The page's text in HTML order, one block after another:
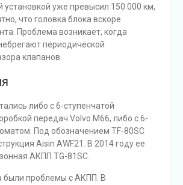
установкой уже превысил 150 000 км,
что головка блока вскоре
Проблема возникает, когда
периодической
клапанов.
либо с 6-ступенчатой
передач Volvo М66, либо с 6-
Под обозначением TF-80SC
Aisin AWF21. В 2014 году ее
АКПП TG-81SC.
были проблемы с АКПП. В